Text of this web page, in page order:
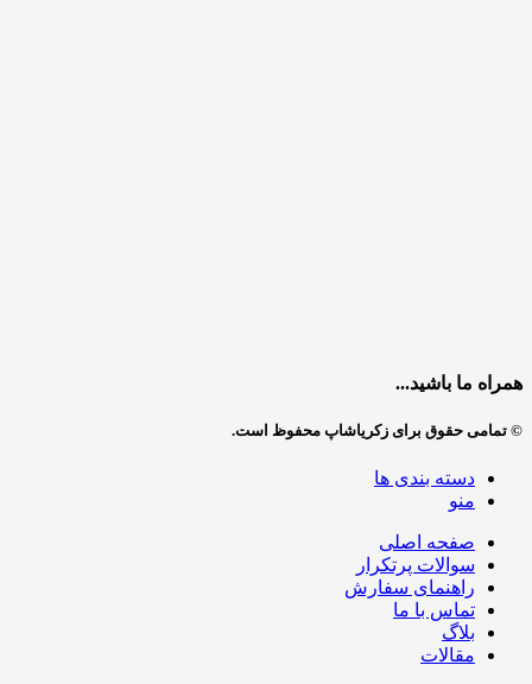
همراه ما باشید...
© تمامی حقوق برای زکریاشاپ محفوظ است.
دسته بندی ها
منو
صفحه اصلی
سوالات پرتکرار
راهنمای سفارش
تماس با ما
بلاگ
مقالات